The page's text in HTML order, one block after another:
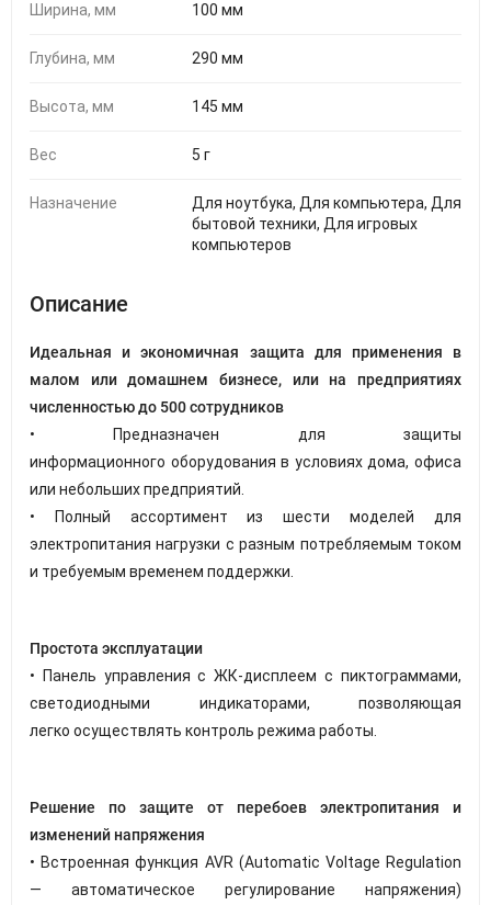
Ширина, мм 100 мм
Глубина, мм 290 мм
Высота, мм 145 мм
Вес 5 г
Назначение
Для ноутбука, Для компьютера, Для
бытовой техники, Для игровых
компьютеров
Описание
Идеальная и экономичная защита для применения в
малом или домашнем бизнесе, или на предприятиях
численностью до 500 сотрудников
• Предназначен для защиты
информационного оборудования в условиях дома, офиса
или небольших предприятий.
• Полный ассортимент из шести моделей для
электропитания нагрузки с разным потребляемым током
и требуемым временем поддержки.
Простота эксплуатации
• Панель управления с ЖК-дисплеем с пиктограммами,
светодиодными индикаторами, позволяющая
легко осуществлять контроль режима работы.
Решение по защите от перебоев электропитания и
изменений напряжения
• Встроенная функция AVR (Automatic Voltage Regulation
— автоматическое регулирование напряжения)